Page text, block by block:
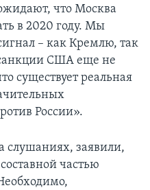
что Москва
в 2020 году. Мы
– как Кремлю, так
США еще не
существует реальная
России».
слушаниях, заявили,
частью